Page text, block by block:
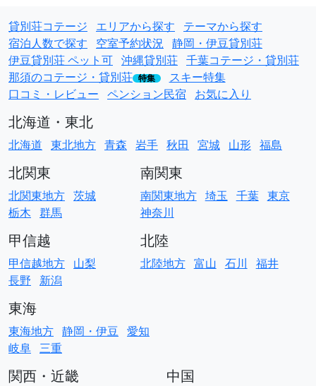
貸別荘コテージ エリアから探す
テーマから探す
宿泊人数で探す
空室予約状況 静岡・伊豆貸別荘
伊豆貸別荘 ペット可 沖縄貸別荘 千葉コテージ・貸別荘
那須のコテージ・貸別荘 特集
スキー特集
口コミ・レビュー ペンション民宿 お気に入り
北海道・東北
北海道 東北地方 青森 岩手 秋田 宮城 山形 福島
北関東
北関東地方 茨城
栃木 群馬
南関東
南関東地方 埼玉 千葉 東京
神奈川
甲信越
甲信越地方 山梨
長野
新潟
北陸
北陸地方 富山 石川 福井
東海
東海地方 静岡・伊豆 愛知
岐阜 三重
関西・近畿 中国